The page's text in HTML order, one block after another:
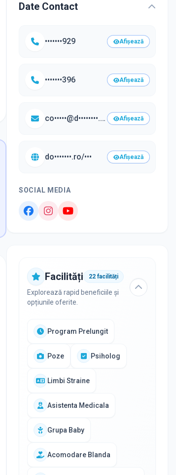
Date Contact
•••••••929 Afișează
•••••••396 Afișează
co•••••@d••••••••.ro Afișează
do•••••••.ro/••• Afișează
SOCIAL MEDIA
Facilități 22 facilități
Explorează rapid beneficiile și
opțiunile oferite.
Program Prelungit
Poze Psiholog
Limbi Straine
Asistenta Medicala
Grupa Baby
Acomodare Blanda